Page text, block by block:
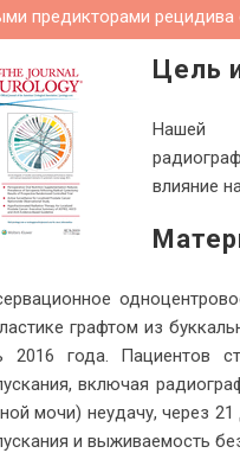
предикторами рецидива
Цель
Нашей
влияние
графтом из
2016 года. Пациентов
включая
мочи) неудачу, через
и выживаемость